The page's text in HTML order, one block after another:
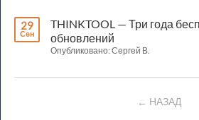
29
Сен
THINKTOOL — Три года
обновлений
Опубликовано: Сергей В.
НАЗАД